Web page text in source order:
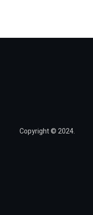
Copyright © 2024.